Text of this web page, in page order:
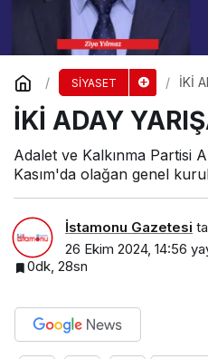
SİYASET İKİ
İKİ ADAY
Adalet ve Kalkınma Partisi
Kasım'da olağan genel
İstamonu Gazetesi
26 Ekim 2024, 14:56
0dk, 28sn